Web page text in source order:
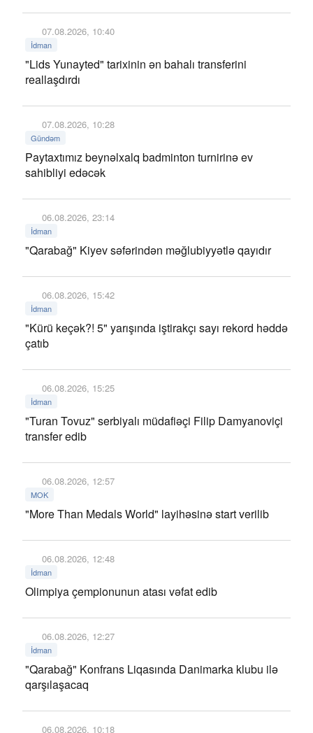
07.08.2026, 10:40
İdman
"Lids Yunayted" tarixinin ən bahalı transferini
reallaşdırdı
07.08.2026, 10:28
Gündəm
Paytaxtımız beynəlxalq badminton turnirinə ev
sahibliyi edəcək
06.08.2026, 23:14
İdman
"Qarabağ" Kiyev səfərindən məğlubiyyətlə qayıdır
06.08.2026, 15:42
İdman
"Kürü keçək?! 5" yarışında iştirakçı sayı rekord həddə
çatıb
06.08.2026, 15:25
İdman
"Turan Tovuz" serbiyalı müdafiəçi Filip Damyanoviçi
transfer edib
06.08.2026, 12:57
MOK
"More Than Medals World" layihəsinə start verilib
06.08.2026, 12:48
İdman
Olimpiya çempionunun atası vəfat edib
06.08.2026, 12:27
İdman
"Qarabağ" Konfrans Liqasında Danimarka klubu ilə
qarşılaşacaq
06.08.2026, 10:18